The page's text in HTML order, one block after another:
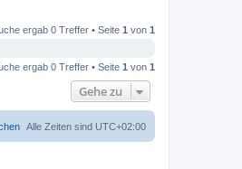
ergab 0 Treffer • Seite 1 von 1
ergab 0 Treffer • Seite 1 von 1
Gehe zu
Alle Zeiten sind UTC+02:00